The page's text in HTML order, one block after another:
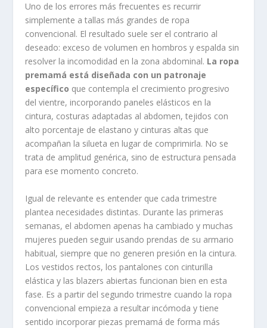
Uno de los errores más frecuentes es recurrir
simplemente a tallas más grandes de ropa
convencional. El resultado suele ser el contrario al
deseado: exceso de volumen en hombros y espalda sin
resolver la incomodidad en la zona abdominal. La ropa
premamá está diseñada con un patronaje
específico que contempla el crecimiento progresivo
del vientre, incorporando paneles elásticos en la
cintura, costuras adaptadas al abdomen, tejidos con
alto porcentaje de elastano y cinturas altas que
acompañan la silueta en lugar de comprimirla. No se
trata de amplitud genérica, sino de estructura pensada
para ese momento concreto.
Igual de relevante es entender que cada trimestre
plantea necesidades distintas. Durante las primeras
semanas, el abdomen apenas ha cambiado y muchas
mujeres pueden seguir usando prendas de su armario
habitual, siempre que no generen presión en la cintura.
Los vestidos rectos, los pantalones con cinturilla
elástica y las blazers abiertas funcionan bien en esta
fase. Es a partir del segundo trimestre cuando la ropa
convencional empieza a resultar incómoda y tiene
sentido incorporar piezas premamá de forma más